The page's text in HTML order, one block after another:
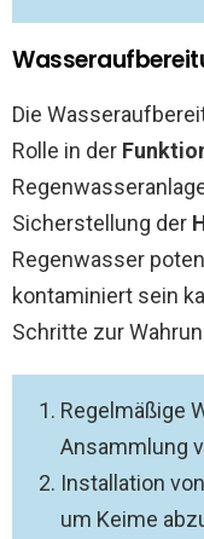
Die
Rolle in der
Sicherstellung der
Regenwasser
kontaminiert sein
Schritte zur
Regelmäßige
Ansammlung
Installation
um Keime